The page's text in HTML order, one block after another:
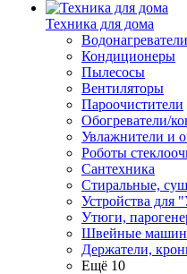
Техника для дома
Водонагреватели
Кондиционеры
Пылесосы
Вентиляторы
Пароочистители
Обогреватели/
Увлажнители и
Роботы
Сантехника
Стиральные,
Устройства для
Утюги,
Швейные
Держатели,
Ещё 10